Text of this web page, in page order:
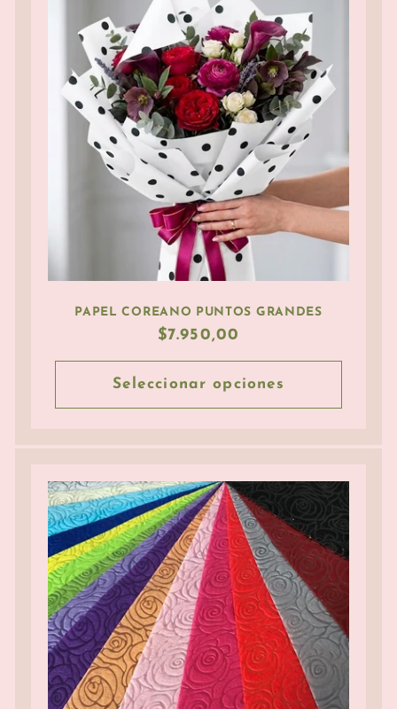
PAPEL COREANO PUNTOS GRANDES
Precio
habitual
$7.950,00
Seleccionar opciones